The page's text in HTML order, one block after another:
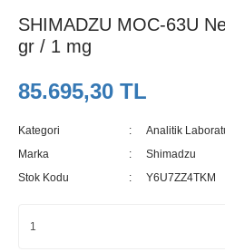
SHIMADZU MOC-63U
gr / 1 mg
85.695,30 TL
Kategori
Analitik
Marka
Shimadzu
Stok Kodu
Y6U7ZZ4TKM